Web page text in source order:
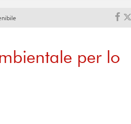
per lo